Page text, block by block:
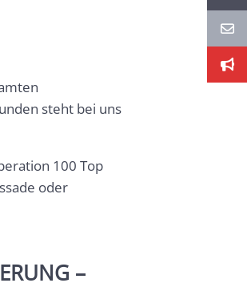
steht bei uns
100 Top
oder
–